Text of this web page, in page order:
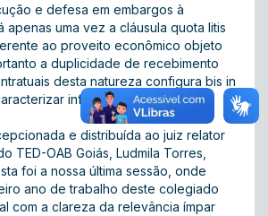
e defesa em embargos à
apenas uma vez a cláusula quota litis
ao proveito econômico objeto
a duplicidade de recebimento
desta natureza configura bis in
infração ética disciplinar.
e distribuída ao juiz relator
TED-OAB Goiás, Ludmila Torres,
foi a nossa última sessão, onde
ano de trabalho deste colegiado
com a clareza da relevância ímpar